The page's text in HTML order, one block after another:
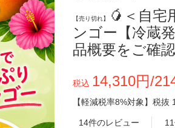
【売り切れ】
🥭＜自宅
ンゴー【冷蔵
品概要をご確
税込 14,310円/
【軽減税率8%対象】 税抜
14件のレビュー